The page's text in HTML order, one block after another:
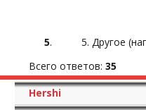
5. 5. Другое
Всего ответов: 35
Hershi